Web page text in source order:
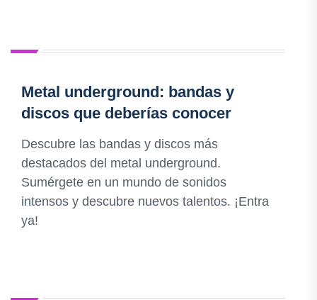
Metal underground: bandas y
discos que deberías conocer
Descubre las bandas y discos más
destacados del metal underground.
Sumérgete en un mundo de sonidos
intensos y descubre nuevos talentos. ¡Entra
ya!